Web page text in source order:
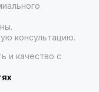
консультацию.
и качество с